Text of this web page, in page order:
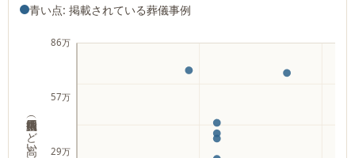
青い点: 掲載されている葬儀事例
掲載費用（上ほど高い）
29万
57万
86万